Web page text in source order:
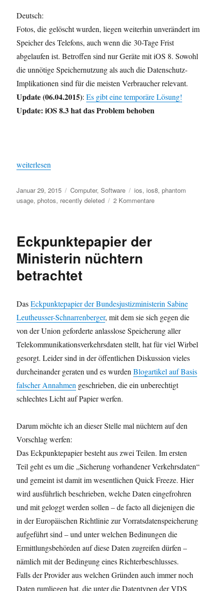
Deutsch:
Fotos, die gelöscht wurden, liegen weiterhin unverändert im
Speicher des Telefons, auch wenn die 30-Tage Frist
abgelaufen ist. Betroffen sind nur Geräte mit iOS 8. Sowohl
die unnötige Speichernutzung als auch die Datenschutz-
Implikationen sind für die meisten Verbraucher relevant.
Update (06.04.2015):Es gibt eine temporäre Lösung!
Update: iOS 8.3 hat das Problem behoben
„iOS 8 Bug: Deleted Photos are not erased from iPhones after 30
weiterlesen
Veröffentlicht
am
Januar 29, 2015 Kategorien
Computer,Software Schlagwörter
ios,ios8,phantom
usage,photos, recently deleted 2 Kommentarezu
iPhones
after
30
days
Eckpunktepapier der
Ministerin nüchtern
betrachtet
DasEckpunktepapier der Bundesjustizministerin Sabine
Leutheusser-Schnarrenberger, mit dem sie sich gegen die
von der Union geforderte anlasslose Speicherung aller
Telekommunikationsverkehrsdaten stellt, hat für viel Wirbel
gesorgt. Leider sind in der öffentlichen Diskussion vieles
durcheinander geraten und es wurdenBlogartikel auf Basis
falscher Annahmen geschrieben, die ein unberechtigt
schlechtes Licht auf Papier werfen.
Darum möchte ich an dieser Stelle mal nüchtern auf den
Vorschlag werfen:
Das Eckpunktepapier besteht aus zwei Teilen. Im ersten
Teil geht es um die „Sicherung vorhandener Verkehrsdaten“
und gemeint ist damit im wesentlichen Quick Freeze. Hier
wird ausführlich beschrieben, welche Daten eingefrohren
und mit geloggt werden sollen – de facto all diejenigen die
in der Europäischen Richtlinie zur Vorratsdatenspeicherung
aufgeführt sind – und unter welchen Bedinungen die
Ermittlungsbehörden auf diese Daten zugreifen dürfen –
nämlich mit der Bedingung eines Richterbeschlusses.
Falls der Provider aus welchen Gründen auch immer noch
Daten rumliegen hat, die unter die Datentypen der VDS